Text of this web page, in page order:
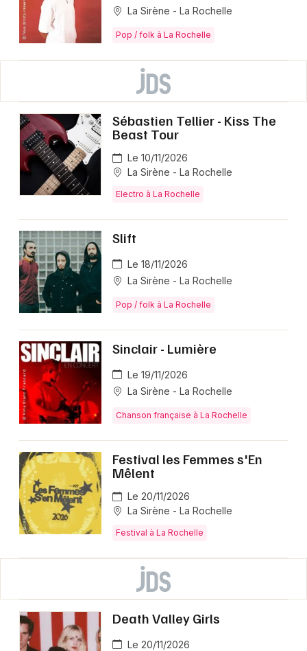
La Sirène - La Rochelle
Pop / folk à La Rochelle
Sébastien Tellier - Kiss The
Beast Tour
Le 10/11/2026
La Sirène - La Rochelle
Electro à La Rochelle
Slift
Le 18/11/2026
La Sirène - La Rochelle
Pop / folk à La Rochelle
Sinclair - Lumière
Le 19/11/2026
La Sirène - La Rochelle
Chanson française à La Rochelle
Festival les Femmes s'En
Mêlent
Le 20/11/2026
La Sirène - La Rochelle
Festival à La Rochelle
Death Valley Girls
Le 20/11/2026